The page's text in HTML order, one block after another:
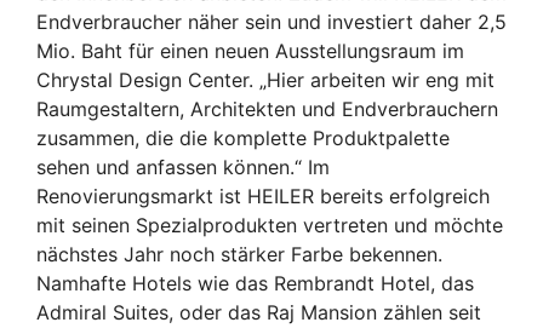
Endverbraucher näher sein und investiert daher 2,5
Mio. Baht für einen neuen Ausstellungsraum im
Chrystal Design Center. „Hier arbeiten wir eng mit
Raumgestaltern, Architekten und Endverbrauchern
zusammen, die die komplette Produktpalette
sehen und anfassen können.“ Im
Renovierungsmarkt ist HEILER bereits erfolgreich
mit seinen Spezialprodukten vertreten und möchte
nächstes Jahr noch stärker Farbe bekennen.
Namhafte Hotels wie das Rembrandt Hotel, das
Admiral Suites, oder das Raj Mansion zählen seit